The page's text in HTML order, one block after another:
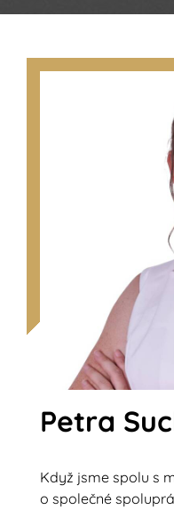
Petra
Když jsme spolu s
o společné